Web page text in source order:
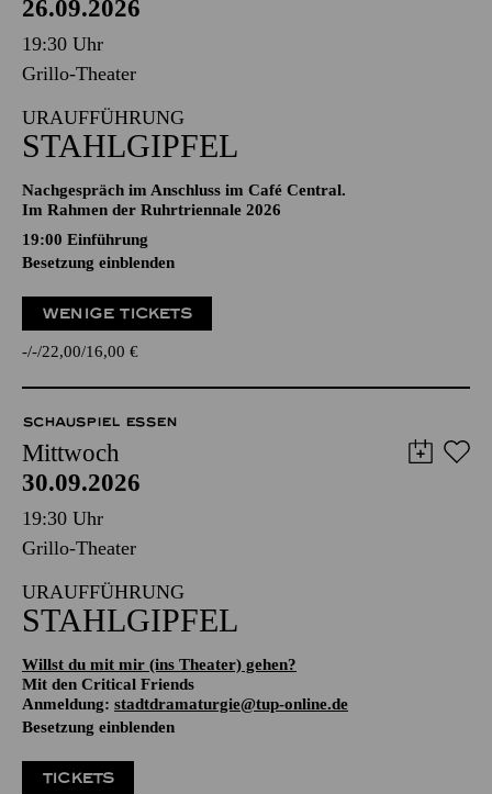
26.09.2026
19:30 Uhr
Grillo-Theater
URAUFFÜHRUNG
STAHLGIPFEL
Nachgespräch im Anschluss im Café Central.
Im Rahmen der Ruhrtriennale 2026
19:00 Einführung
Besetzung einblenden
WENIGE TICKETS
- - 22,00 16,00 €
SCHAUSPIEL ESSEN
Mittwoch
30.09.2026
19:30 Uhr
Grillo-Theater
URAUFFÜHRUNG
STAHLGIPFEL
Willst du mit mir (ins Theater) gehen?
Mit den Critical Friends
Anmeldung: stadtdramaturgie@tup-online.de
Besetzung einblenden
TICKETS